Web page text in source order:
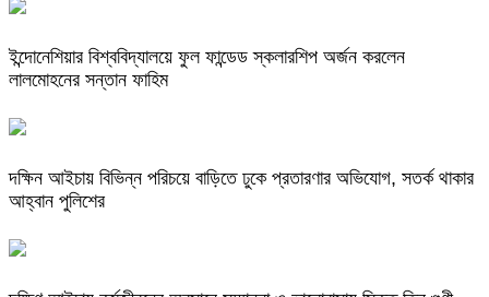
ইন্দোনেশিয়ার বিশ্ববিদ্যালয়ে ফুল ফান্ডেড স্কলারশিপ অর্জন করলেন
লালমোহনের সন্তান ফাহিম
দক্ষিন আইচায় ‎বিভিন্ন পরিচয়ে বাড়িতে ঢুকে প্রতারণার অভিযোগ, সতর্ক থাকার
আহ্বান পুলিশের